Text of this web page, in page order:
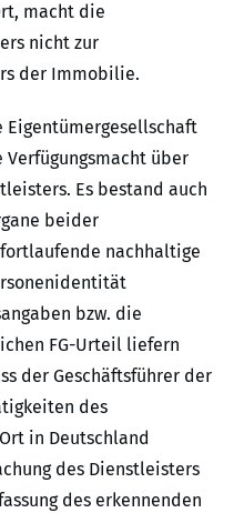
macht die
nicht zur
der Immobilie.
über
Es bestand auch
beider
nachhaltige
bzw. die
FG-Urteil liefern
der Geschäftsführer der
des
in Deutschland
des Dienstleisters
des erkennenden